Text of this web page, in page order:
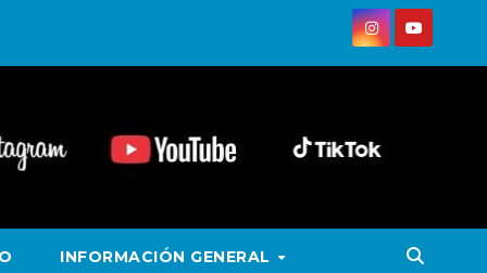
INFORMACIÓN GENERAL